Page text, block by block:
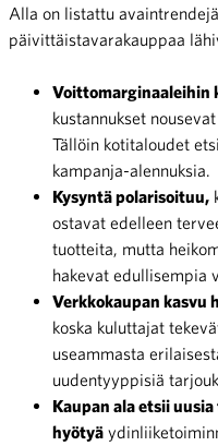
Alla on listattu
päivittäistavarakauppaa
Voittomarginaaleihin
kustannukset
Tällöin kotitaloudet
kampanja-alennuksia.
Kysyntä polarisoituu,
ostavat edelleen
tuotteita, mutta
hakevat edullisempia
Verkkokaupan kasvu
koska kuluttajat
useammasta
uudentyyppisiä
Kaupan ala etsii
hyötyä